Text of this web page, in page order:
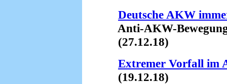
Deutsche AKW
Anti-AKW-Bewegung
(27.12.18)
Extremer Vorfall im
(19.12.18)